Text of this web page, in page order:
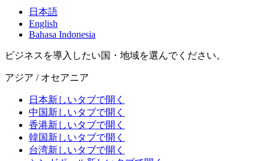
日本語
English
Bahasa Indonesia
ビジネスを導入したい国・地域を選んでください。
アジア / オセアニア
日本新しいタブで開く
中国新しいタブで開く
香港新しいタブで開く
韓国新しいタブで開く
台湾新しいタブで開く